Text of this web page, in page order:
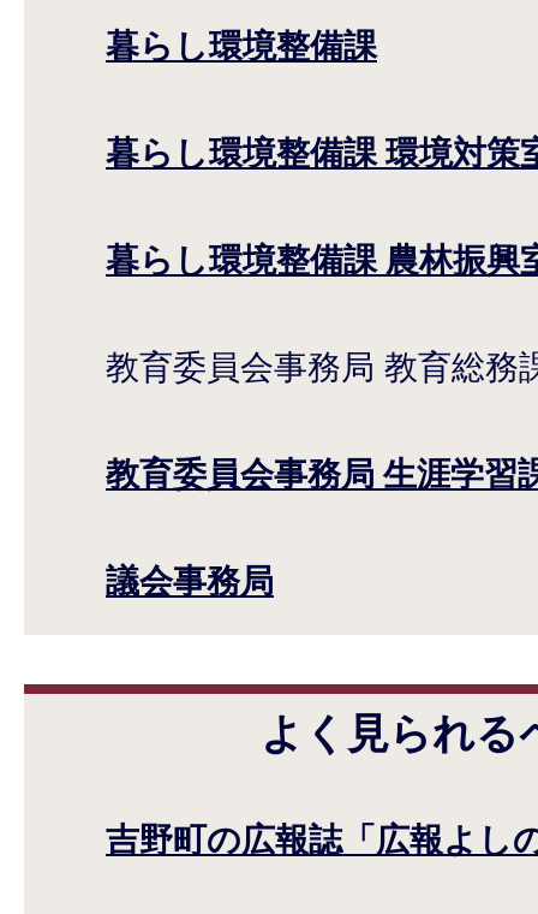
暮らし環境整備課
暮らし環境整備課 環境対策
暮らし環境整備課 農林振興
教育委員会事務局 教育総務
教育委員会事務局 生涯学習
議会事務局
よく見られる
吉野町の広報誌「広報よし